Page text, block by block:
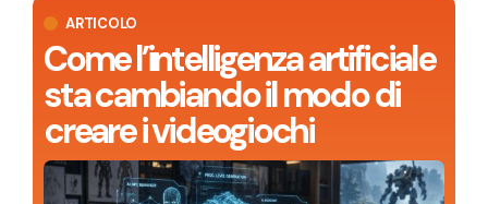
ARTICOLO
Come l’intelligenza artificiale
sta cambiando il modo di
creare i videogiochi